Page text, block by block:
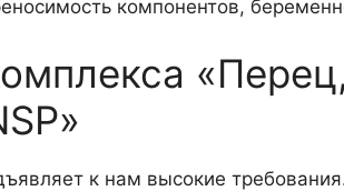
компонентов,
к нам высокие